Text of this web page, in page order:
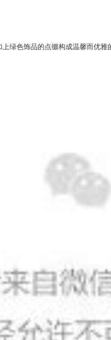
绿色饰品的点缀构成温馨而优雅